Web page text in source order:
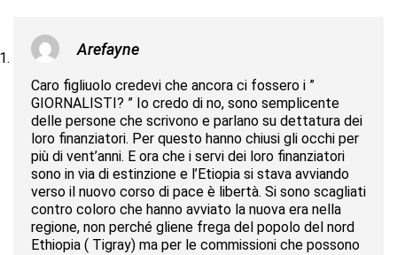
Arefayne
Caro figliuolo credevi che ancora ci fossero i ”
GIORNALISTI? ” Io credo di no, sono semplicente
delle persone che scrivono e parlano su dettatura dei
loro finanziatori. Per questo hanno chiusi gli occhi per
più di vent’anni. E ora che i servi dei loro finanziatori
sono in via di estinzione e l’Etiopia si stava avviando
verso il nuovo corso di pace è libertà. Si sono scagliati
contro coloro che hanno avviato la nuova era nella
regione, non perché gliene frega del popolo del nord
Ethiopia ( Tigray) ma per le commissioni che possono